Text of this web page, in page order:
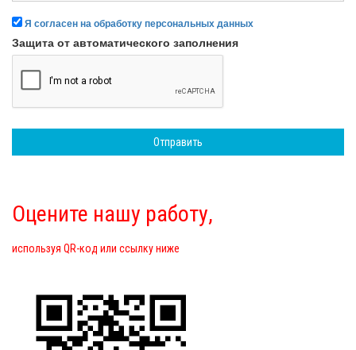
Я согласен на обработку персональных данных
Защита от автоматического заполнения
Отправить
Оцените нашу работу,
используя QR-код или ссылку ниже